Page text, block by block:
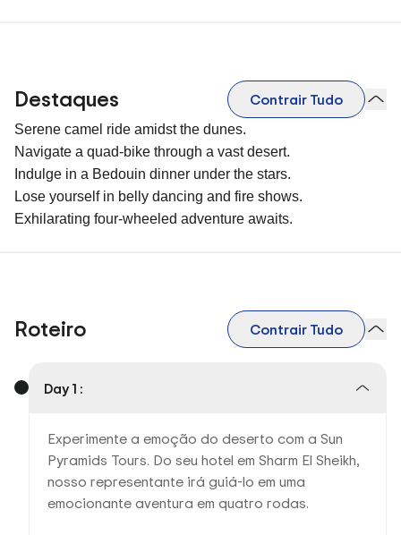
Destaques Contrair Tudo
Serene camel ride amidst the dunes.
Navigate a quad-bike through a vast desert.
Indulge in a Bedouin dinner under the stars.
Lose yourself in belly dancing and fire shows.
Exhilarating four-wheeled adventure awaits.
Roteiro Contrair Tudo
Day 1 :
Experimente a emoção do deserto com a Sun
Pyramids Tours. Do seu hotel em Sharm El Sheikh,
nosso representante irá guiá-lo em uma
emocionante aventura em quatro rodas.